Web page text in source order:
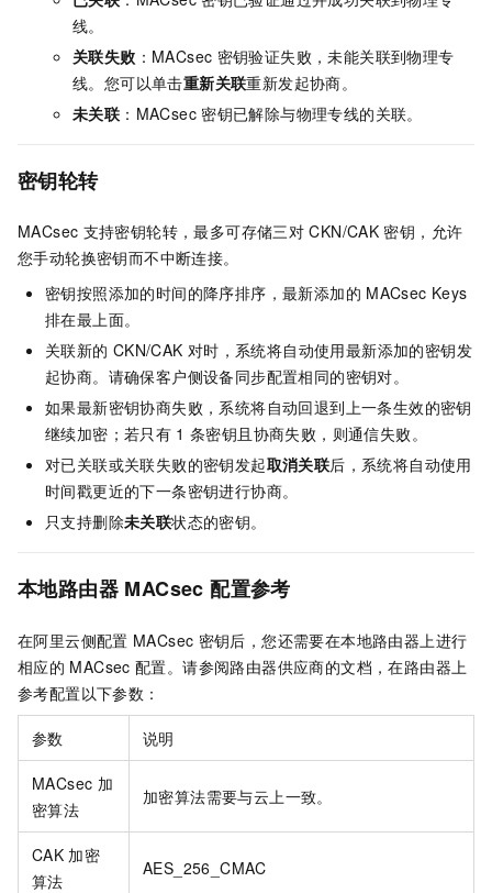
线。
关联失败 ：MACsec 密钥验证失败，未能关联到物理专
线。您可以单击重新关联重新发起协商。
未关联 ：MACsec 密钥已解除与物理专线的关联。
密钥轮转
MACsec 支持密钥轮转，最多可存储三对 CKN/CAK 密钥，允许
您手动轮换密钥而不中断连接。
密钥按照添加的时间的降序排序，最新添加的 MACsec Keys
排在最上面。
关联新的 CKN/CAK 对时，系统将自动使用最新添加的密钥发
起协商。请确保客户侧设备同步配置相同的密钥对。
如果最新密钥协商失败，系统将自动回退到上一条生效的密钥
继续加密；若只有 1 条密钥且协商失败，则通信失败。
对已关联或关联失败的密钥发起取消关联后，系统将自动使用
时间戳更近的下一条密钥进行协商。
只支持删除未关联状态的密钥。
本地路由器 MACsec 配置参考
在阿里云侧配置 MACsec 密钥后，您还需要在本地路由器上进行
相应的 MACsec 配置。请参阅路由器供应商的文档，在路由器上
参考配置以下参数：
参数 说明
MACsec 加
密算法
加密算法需要与云上一致。
CAK 加密
算法
AES_256_CMAC